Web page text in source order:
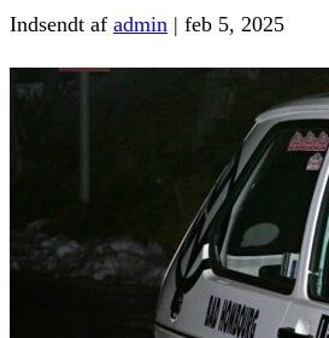
Indsendt af admin | feb 5, 2025